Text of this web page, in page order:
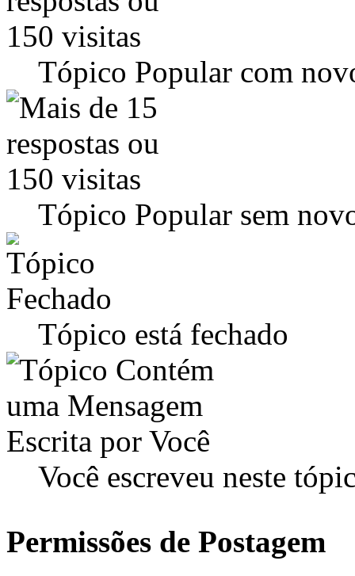
Tópico Popular com
Tópico Popular sem
Tópico está fechado
Você escreveu neste
Permissões de Postagem